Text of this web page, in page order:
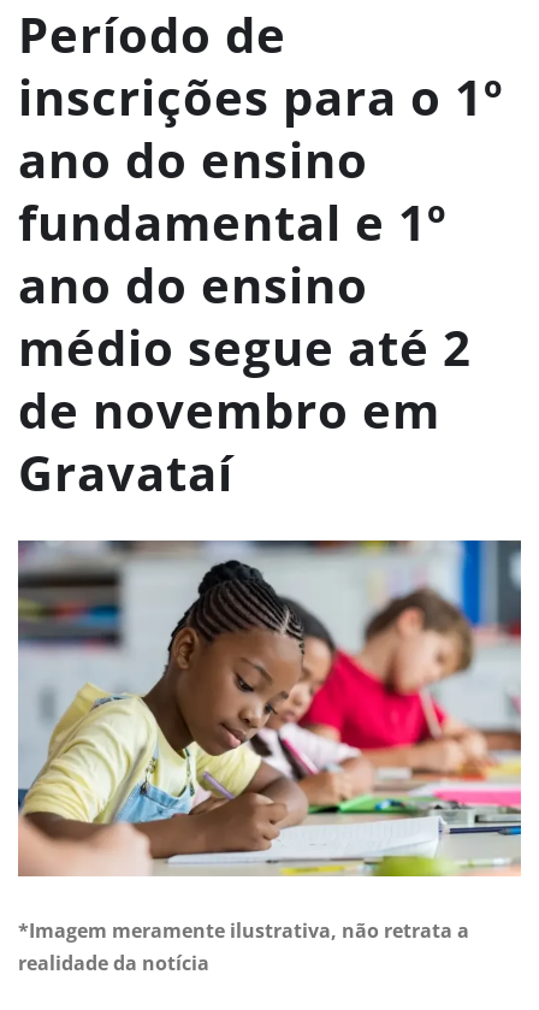
Período de
inscrições para o 1º
ano do ensino
fundamental e 1º
ano do ensino
médio segue até 2
de novembro em
Gravataí
*Imagem meramente ilustrativa, não retrata a
realidade da notícia